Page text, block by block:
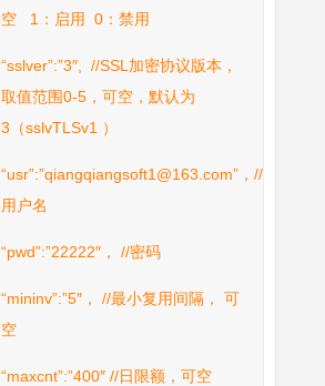
空 1：启用 0：禁用
“sslver”:”3″, //SSL加密协议版本，
取值范围0-5，可空，默认为
3（sslvTLSv1 ）
“usr”:”qiangqiangsoft1@163.com”，//
用户名
“pwd”:”22222″， //密码
“mininv”:”5″， //最小复用间隔， 可
空
“maxcnt”:”400″ //日限额，可空